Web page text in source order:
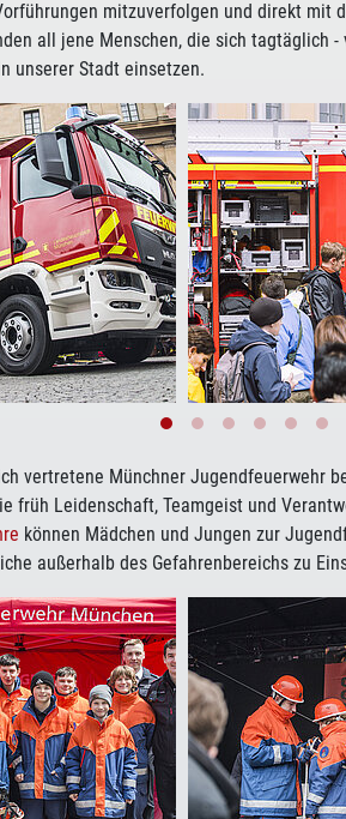
mitzuverfolgen und direkt mit
all jene Menschen, die sich tagtäglich
unserer Stadt einsetzen.
vertretene Münchner Jugendfeuerwehr
früh Leidenschaft, Teamgeist und
können Mädchen und Jungen zur
außerhalb des Gefahrenbereichs zu